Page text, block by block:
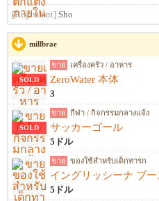
[Registrant] Sho
millbrae
SOLD
ขาย เครื่องครัว / อาหาร
ZeroWater 本体
3
SOLD
ขาย กีฬา / กิจกรรมกลางแจ้ง
サッカーゴール
5ドル
ขาย ของใช้สำหรับเด็กทารก
イングリッシーナ ブー
5ドル